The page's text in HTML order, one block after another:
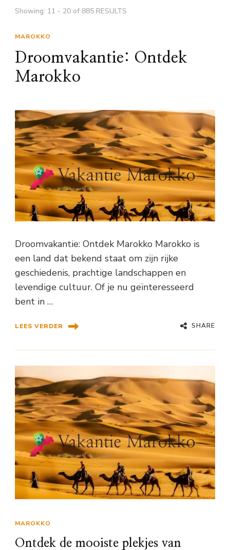
Showing: 11 - 20 of 885 RESULTS
MAROKKO
Droomvakantie: Ontdek
Marokko
Droomvakantie: Ontdek Marokko Marokko is
een land dat bekend staat om zijn rijke
geschiedenis, prachtige landschappen en
levendige cultuur. Of je nu geïnteresseerd
bent in …
LEES VERDER SHARE
MAROKKO
Ontdek de mooiste plekjes van